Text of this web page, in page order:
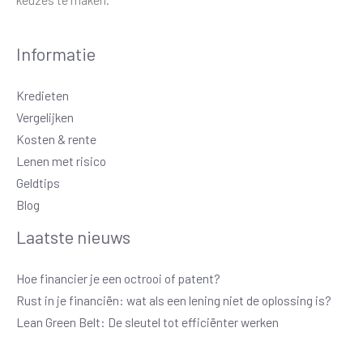
Informatie
Kredieten
Vergelijken
Kosten & rente
Lenen met risico
Geldtips
Blog
Laatste nieuws
Hoe financier je een octrooi of patent?
Rust in je financiën: wat als een lening niet de oplossing is?
Lean Green Belt: De sleutel tot efficiënter werken